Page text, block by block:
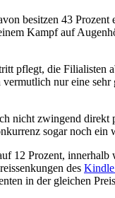
besitzen 43 Prozent
Kampf auf
pflegt, die
nur eine
nicht zwingend
sogar noch ein
12 Prozent,
des
in der gleichen